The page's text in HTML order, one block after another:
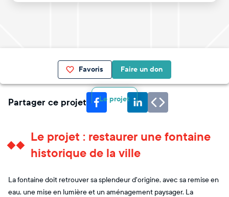
Favoris Faire un don
Le projet
Partager ce projet
Le projet : restaurer une fontaine
historique de la ville
La fontaine doit retrouver sa splendeur d'origine, avec sa remise en
eau, une mise en lumière et un aménagement paysager. La